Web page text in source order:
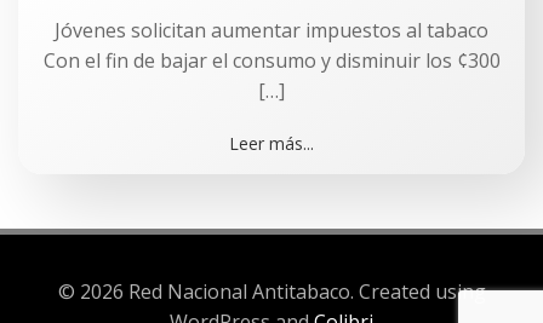
Jóvenes solicitan aumentar impuestos al tabaco
Con el fin de bajar el consumo y disminuir los ¢300
[…]
Leer más...
© 2026 Red Nacional Antitabaco. Created using